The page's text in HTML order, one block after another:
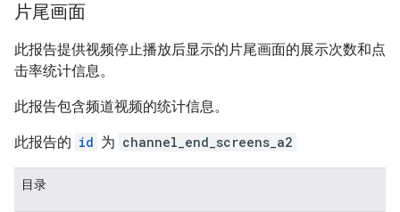
片尾画面
此报告提供视频停止播放后显示的片尾画面的展示次数和点
击率统计信息。
此报告包含频道视频的统计信息。
此报告的 id 为 channel_end_screens_a2
目录